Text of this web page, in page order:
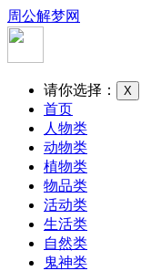
周公解梦网
请你选择： X
首页
人物类
动物类
植物类
物品类
活动类
生活类
自然类
鬼神类